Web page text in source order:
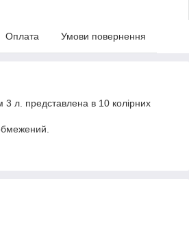
Оплата Умови повернення
л. представлена в 10 колірних